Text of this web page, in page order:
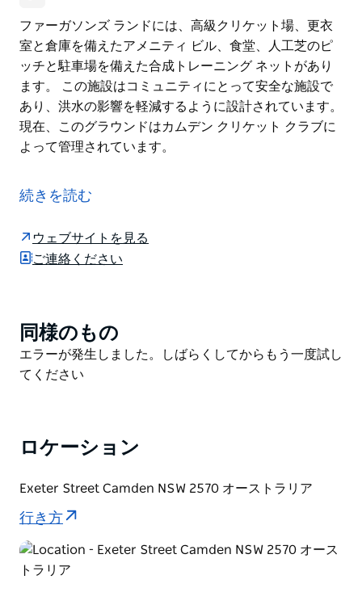
ファーガソンズ ランドには、高級クリケット場、更衣
室と倉庫を備えたアメニティ ビル、食堂、人工芝のピ
ッチと駐車場を備えた合成トレーニング ネットがあり
ます。 この施設はコミュニティにとって安全な施設で
あり、洪水の影響を軽減するように設計されています。
現在、このグラウンドはカムデン クリケット クラブに
よって管理されています。
室と倉庫を備えたアメニティ ビル、食堂、人工芝のピ
ッチと駐車場を備えた合成トレーニング ネットがあり
この施設はコミュニティにとって安全な施設であり、洪
続きを読む
ウェブサイトを見る
ご連絡ください
Product
List
同様のもの
Product
List
エラーが発生しました。しばらくしてからもう一度試し
てください
ロケーション
Exeter Street Camden NSW 2570 オーストラリア
行き方